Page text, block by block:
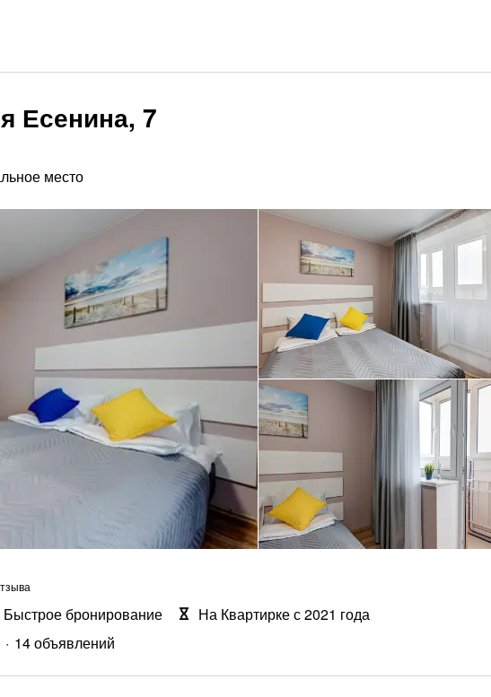
Есенина, 7
место
14 объявлений
Быстрое бронирование На Квартирке с 2021 года